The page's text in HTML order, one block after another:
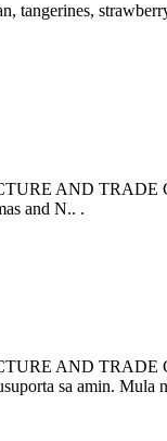
tangerines,
AND TRADE
and N.. .
AND TRADE
sa amin.